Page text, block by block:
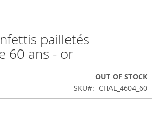
pailletés
60 ans - or
OUT OF STOCK
SKU
CHAL_4604_60